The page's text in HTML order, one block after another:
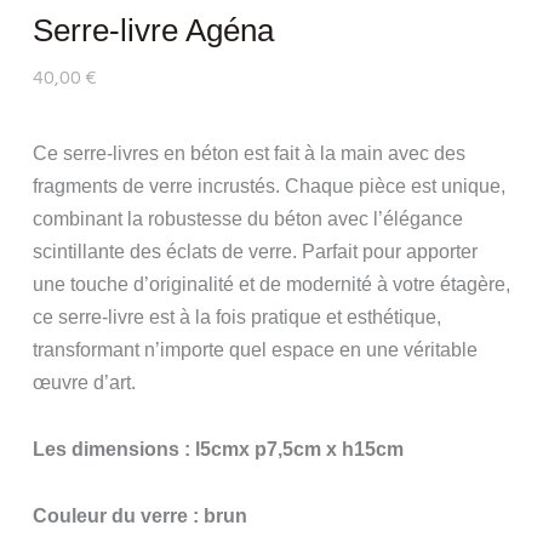
Serre-livre Agéna
40,00 €
Ce serre-livres en béton est fait à la main avec des
fragments de verre incrustés. Chaque pièce est unique,
combinant la robustesse du béton avec l’élégance
scintillante des éclats de verre. Parfait pour apporter
une touche d’originalité et de modernité à votre étagère,
ce serre-livre est à la fois pratique et esthétique,
transformant n’importe quel espace en une véritable
œuvre d’art.
Les dimensions : l5cmx p7,5cm x h15cm
Couleur du verre : brun